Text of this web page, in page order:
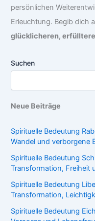
persönlichen
Erleuchtung. Begib dich
glücklicheren,
Suchen
Neue Beiträge
Spirituelle Bedeutung
Wandel und verborgene
Spirituelle Bedeutung
Transformation, Freiheit
Spirituelle Bedeutung
Transformation,
Spirituelle Bedeutung